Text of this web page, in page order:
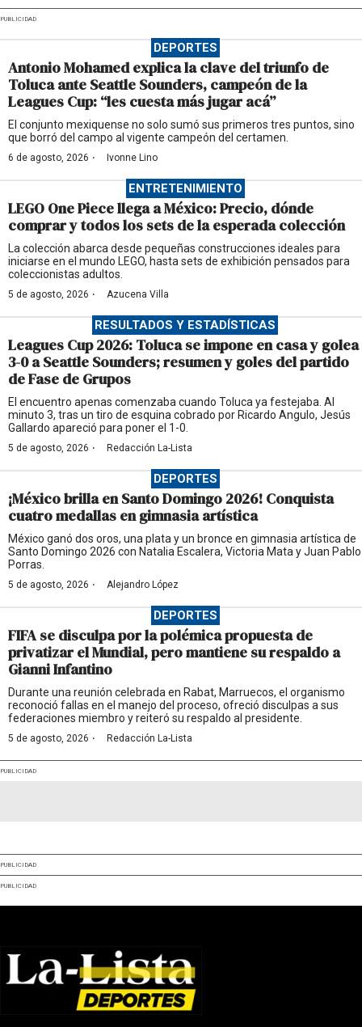
PUBLICIDAD
DEPORTES
Antonio Mohamed explica la clave del triunfo de
Toluca ante Seattle Sounders, campeón de la
Leagues Cup: “les cuesta más jugar acá”
El conjunto mexiquense no solo sumó sus primeros tres puntos, sino
que borró del campo al vigente campeón del certamen.
6 de agosto, 2026 · Ivonne Lino
ENTRETENIMIENTO
LEGO One Piece llega a México: Precio, dónde
comprar y todos los sets de la esperada colección
La colección abarca desde pequeñas construcciones ideales para
iniciarse en el mundo LEGO, hasta sets de exhibición pensados para
coleccionistas adultos.
5 de agosto, 2026 · Azucena Villa
RESULTADOS Y ESTADÍSTICAS
Leagues Cup 2026: Toluca se impone en casa y golea
3-0 a Seattle Sounders; resumen y goles del partido
de Fase de Grupos
El encuentro apenas comenzaba cuando Toluca ya festejaba. Al
minuto 3, tras un tiro de esquina cobrado por Ricardo Angulo, Jesús
Gallardo apareció para poner el 1-0.
5 de agosto, 2026 · Redacción La-Lista
DEPORTES
¡México brilla en Santo Domingo 2026! Conquista
cuatro medallas en gimnasia artística
México ganó dos oros, una plata y un bronce en gimnasia artística de
Santo Domingo 2026 con Natalia Escalera, Victoria Mata y Juan Pablo
Porras.
5 de agosto, 2026 · Alejandro López
DEPORTES
FIFA se disculpa por la polémica propuesta de
privatizar el Mundial, pero mantiene su respaldo a
Gianni Infantino
Durante una reunión celebrada en Rabat, Marruecos, el organismo
reconoció fallas en el manejo del proceso, ofreció disculpas a sus
federaciones miembro y reiteró su respaldo al presidente.
5 de agosto, 2026 · Redacción La-Lista
PUBLICIDAD
PUBLICIDAD
PUBLICIDAD